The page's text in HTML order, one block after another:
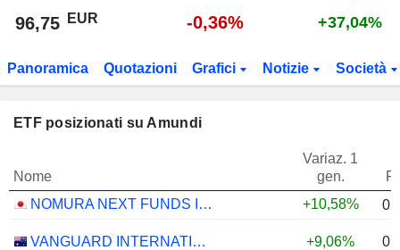
96,75 EUR -0,36% +37,04%
Panoramica Quotazioni Grafici Notizie Società
ETF posizionati su Amundi
Nome
Variaz. 1
gen.
NOMURA NEXT FUNDS INTERNATIONAL EQUITY MSCI-KOKUSAI (YEN-HEDGED) ETF - JPY
+10,58%
VANGUARD INTERNATIONAL EQUITY INDEX FUNDS - VANGUARD FTSE ALL-WORLD EX-US ETF +9,06%